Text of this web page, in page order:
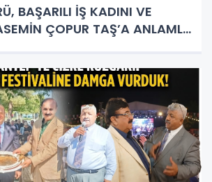
BAŞARILI İŞ KADINI VE
ÇOPUR TAŞ’A ANLAMLI